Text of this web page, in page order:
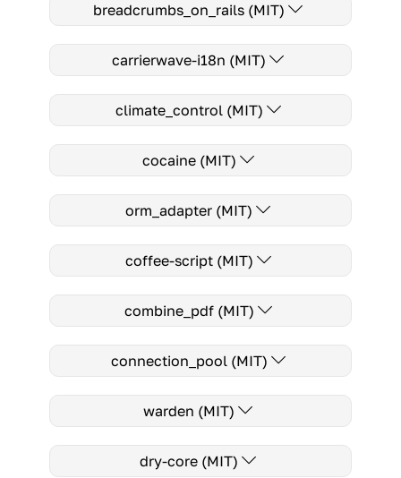
breadcrumbs_on_rails (MIT)
carrierwave-i18n (MIT)
climate_control (MIT)
cocaine (MIT)
orm_adapter (MIT)
coffee-script (MIT)
combine_pdf (MIT)
connection_pool (MIT)
warden (MIT)
dry-core (MIT)